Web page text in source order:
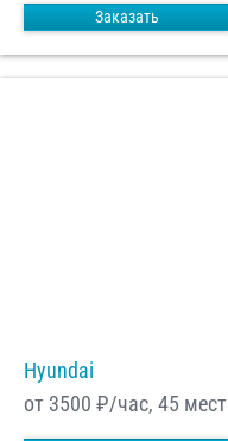
Заказать
Hyundai
от 3500 ₽/час, 45 мест